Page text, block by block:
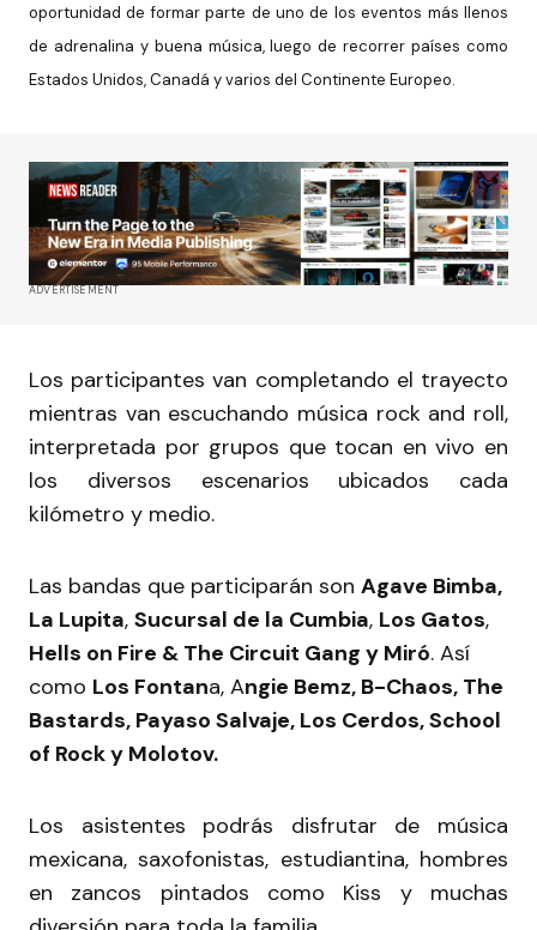
oportunidad de formar parte de uno de los eventos más llenos
de adrenalina y buena música, luego de recorrer países como
Estados Unidos, Canadá y varios del Continente Europeo.
ADVERTISEMENT
Los participantes van completando el trayecto
mientras van escuchando música rock and roll,
interpretada por grupos que tocan en vivo en
los diversos escenarios ubicados cada
kilómetro y medio.
Las bandas que participarán son Agave Bimba,
La Lupita, Sucursal de la Cumbia, Los Gatos,
Hells on Fire & The Circuit Gang y Miró. Así
como Los Fontana, Angie Bemz, B-Chaos, The
Bastards, Payaso Salvaje, Los Cerdos, School
of Rock y Molotov.
Los asistentes podrás disfrutar de música
mexicana, saxofonistas, estudiantina, hombres
en zancos pintados como Kiss y muchas